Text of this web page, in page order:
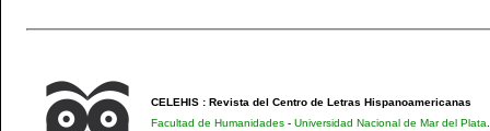
CELEHIS : Revista del Centro de Letras Hispanoamericanas
Facultad de Humanidades- Universidad Nacional de Mar del Plata